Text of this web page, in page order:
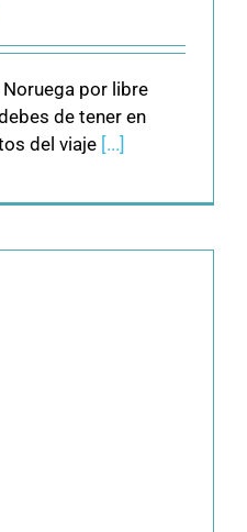
por libre
de tener en
del viaje [...]